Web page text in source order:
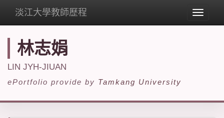
Toggle
淡江大學教師歷程
林志娟
LIN JYH-JIUAN
ePortfolio provide by Tamkang University